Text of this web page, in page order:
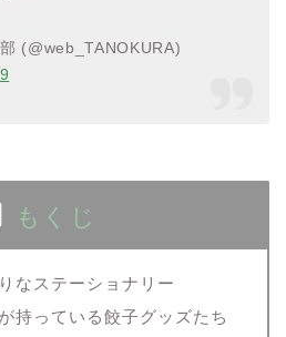
(@web_TANOKURA)
もくじ
なステーショナリー
持っている餃子グッズたち